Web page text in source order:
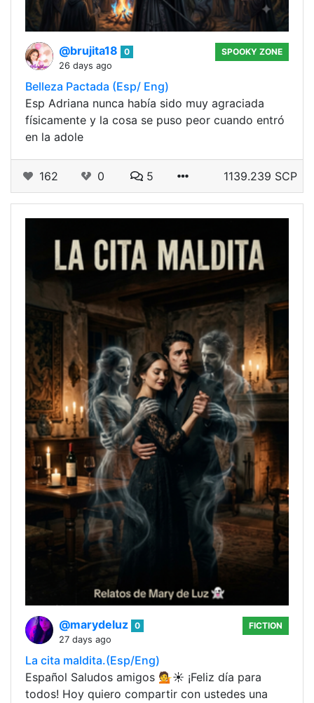
@brujita18
0
26 days ago
SPOOKY ZONE
Belleza Pactada (Esp/ Eng)
Esp Adriana nunca había sido muy agraciada
físicamente y la cosa se puso peor cuando entró
en la adole
162 0 5 1139.239 SCP
@marydeluz 0
27 days ago
FICTION
La cita maldita.(Esp/Eng)
Español Saludos amigos 💁☀️ ¡Feliz día para
todos! Hoy quiero compartir con ustedes una